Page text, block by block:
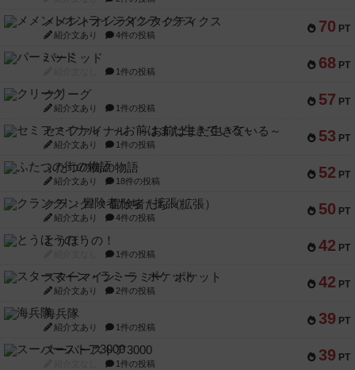
70 PT
メメントオンラインタクティクス
紹介文あり 4件の投稿
68 PT
パーミッド
1件の投稿
57 PT
クリーグ
紹介文あり 1件の投稿
53 PT
セミファイナル ～お前はまだ生きている～
紹介文あり 1件の投稿
52 PT
ふたつの街の物語
紹介文あり 18件の投稿
50 PT
クランク! ：冒険者たち（拡張）
紹介文あり 4件の投稿
42 PT
とうほうの！
1件の投稿
42 PT
スターマイン・ラミー ポケット
紹介文あり 2件の投稿
39 PT
海兵隊
紹介文あり 1件の投稿
39 PT
スーパーストア3000
1件の投稿